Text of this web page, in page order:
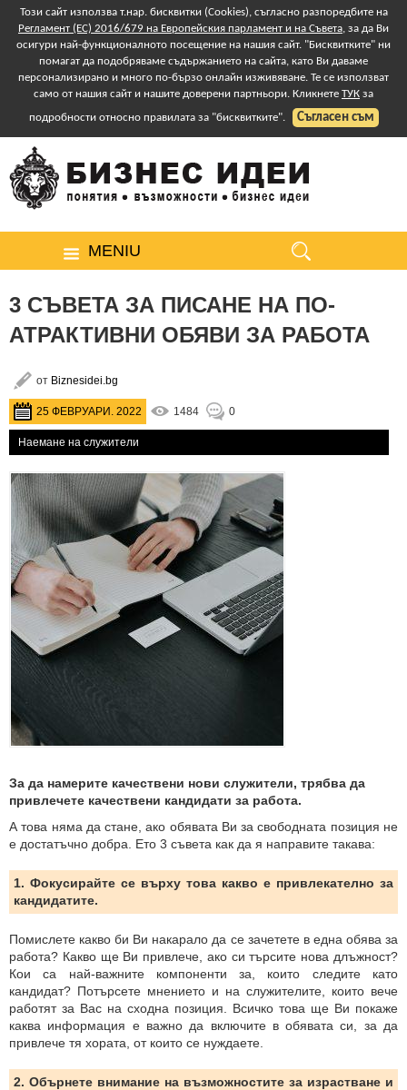
Този сайт използва т.нар. бисквитки (Cookies), съгласно разпоредбите на
Регламент (ЕС) 2016/679 на Европейския парламент и на Съвета, за да Ви
осигури най-функционалното посещение на нашия сайт. "Бисквитките" ни
помагат да подобряваме съдържанието на сайта, като Ви даваме
персонализирано и много по-бързо онлайн изживяване. Те се използват
само от нашия сайт и нашите доверени партньори. Кликнете ТУК за
подробности относно правилата за "бисквитките".
Съгласен съм
MENIU
3 СЪВЕТА ЗА ПИСАНЕ НА ПО-
АТРАКТИВНИ ОБЯВИ ЗА РАБОТА
от Biznesidei.bg
1484 0
25 ФЕВРУАРИ. 2022
Наемане на служители
За да намерите качествени нови служители, трябва да
привлечете качествени кандидати за работа.
А това няма да стане, ако обявата Ви за свободната позиция не
е достатъчно добра. Ето 3 съвета как да я направите такава:
1. Фокусирайте се върху това какво е привлекателно за
кандидатите.
Помислете какво би Ви накарало да се зачетете в една обява за
работа? Какво ще Ви привлече, ако си търсите нова длъжност?
Кои са най-важните компоненти за, които следите като
кандидат? Потърсете мнението и на служителите, които вече
работят за Вас на сходна позиция. Всичко това ще Ви покаже
каква информация е важно да включите в обявата си, за да
привлече тя хората, от които се нуждаете.
2. Обърнете внимание на възможностите за израстване и